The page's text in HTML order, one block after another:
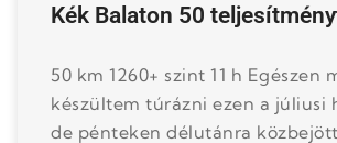
Kék Balaton 50
50 km 1260+ szint 11 h Egészen
készültem túrázni ezen a júliusi
de pénteken délutánra